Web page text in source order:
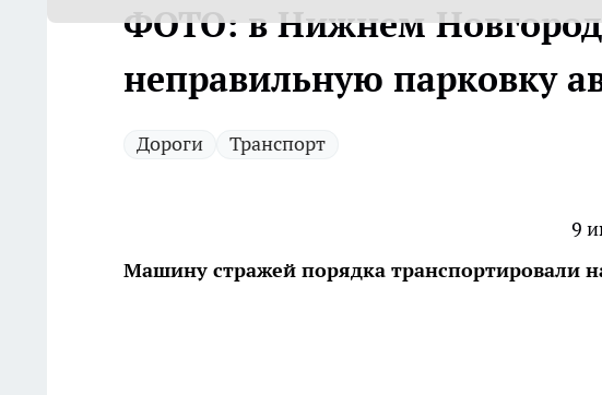
ФОТО: в Нижнем
неправильную парковку
Дороги Транспорт
9
Машину стражей порядка транспортировали